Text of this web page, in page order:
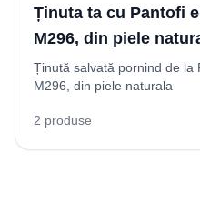
Ținuta ta cu Pantofi
M296, din piele
Ținută salvată pornind de la
M296, din piele naturala
2 produse